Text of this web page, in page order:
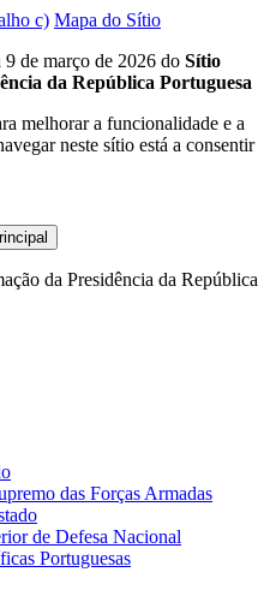
c) Mapa do Sítio
de março de 2026 do Sítio
da República Portuguesa
melhorar a funcionalidade e a
neste sítio está a consentir
da Presidência da República
das Forças Armadas
de Defesa Nacional
Portuguesas